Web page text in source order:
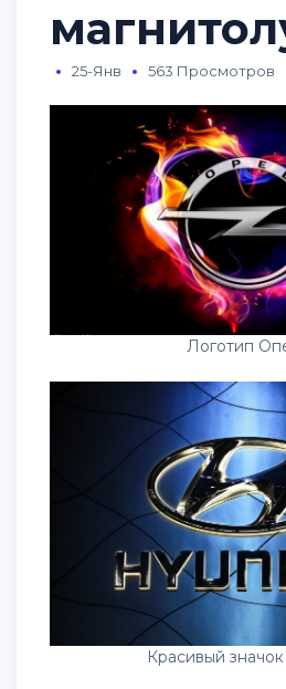
25-Янв 563 Просмотров
Логотип
Красивый